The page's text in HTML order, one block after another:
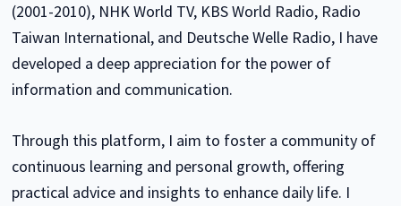
(2001-2010), NHK World TV, KBS World Radio, Radio
Taiwan International, and Deutsche Welle Radio, I have
developed a deep appreciation for the power of
information and communication.
Through this platform, I aim to foster a community of
continuous learning and personal growth, offering
practical advice and insights to enhance daily life. I